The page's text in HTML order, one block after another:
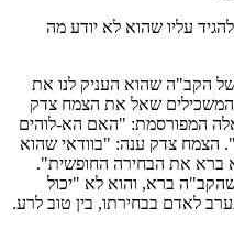
עליו שהוא לא יודע מה
הקב"ה שהוא העניק לנו את
המשכילים שאל את הצמח צדק
המפורסמת: "האם הא-לוהים
הצמח צדק ענה: "בוודאי שהוא
ברא את הבחירה החופשית".
ברא, והוא לא "יכול
לאדם בבחירתו, בין טוב לרע.